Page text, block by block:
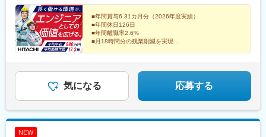
目駅、浅草駅、練馬駅、赤羽駅、六本木駅、水道橋駅、門前仲町
駅、日比谷駅、大和駅(神奈川県)、菊名駅、上大岡駅、あざみ野
駅、小田原駅、武蔵溝ノ口駅、鶴見駅、元住吉駅、辻堂駅、平塚
駅、中山駅(神奈川県)、東戸塚駅、茅ケ崎駅、たまプラーザ駅、み
なとみらい駅、二俣川駅、金沢八景駅(京急線)、鴨居駅、東神奈川
駅、志木駅、草加駅、上尾駅、熊谷駅、戸田公園駅、朝霞駅、春
日部駅、東大宮駅、越谷レイクタウン駅、東浦和駅、与野駅、新
所沢駅、南流山駅、新浦安駅、京成津田沼駅、稲毛駅、京成船橋
駅、浦安駅(千葉県)、新松戸駅、幕張本郷駅、東松戸駅、蘇我駅、
南柏駅、我孫子駅、千葉みなと駅、南船橋駅、八千代台駅、みな
制度あり！）■北海道エリア■東北エリア（青森県・宮城県・山形
県・岩手県・福島県） ■北関東・新潟エリア（茨城県・栃木県・
群馬県・新潟県） ■関東エリア（埼玉県・千葉県・東京都・神奈
川県・山梨県） ■中部エリア（静岡県・愛知県・岐阜県） ■関西エ
リア（滋賀県・京都府・大阪府・兵庫県） ■中国エリア（広島
宮崎県・鹿児島県）※受動喫煙対策：屋内全面禁煙
■年間賞与6.31カ月分（2026年度実績）
■年間休日126日
■年間離職率2.6%
■月18時間分の残業削減を実現
～日立グループの中核企業で、経験を活かしませんか？
～
気になる 応募する
NEW